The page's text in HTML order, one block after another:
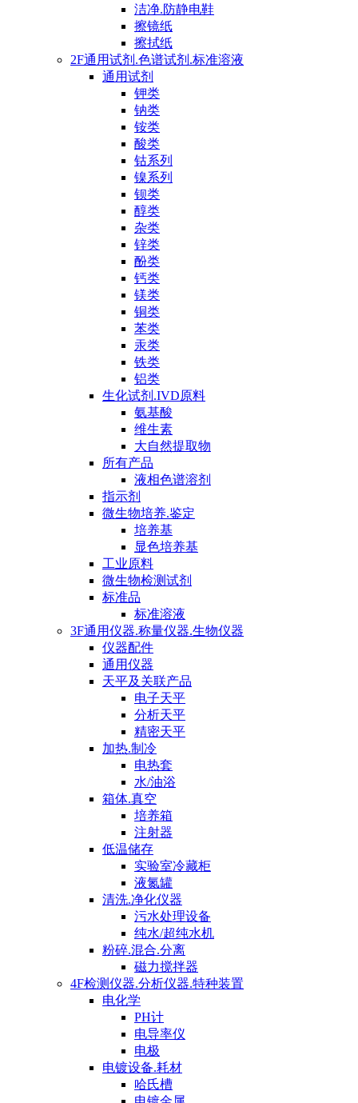
洁净.防静电鞋
擦镜纸
擦拭纸
2F通用试剂.色谱试剂.标准溶液
通用试剂
钾类
钠类
铵类
酸类
钴系列
镍系列
钡类
醇类
杂类
锌类
酚类
钙类
镁类
铜类
苯类
汞类
铁类
铝类
生化试剂.IVD原料
氨基酸
维生素
大自然提取物
所有产品
液相色谱溶剂
指示剂
微生物培养.鉴定
培养基
显色培养基
工业原料
微生物检测试剂
标准品
标准溶液
3F通用仪器.称量仪器.生物仪器
仪器配件
通用仪器
天平及关联产品
电子天平
分析天平
精密天平
加热.制冷
电热套
水/油浴
箱体.真空
培养箱
注射器
低温储存
实验室冷藏柜
液氮罐
清洗.净化仪器
污水处理设备
纯水/超纯水机
粉碎.混合.分离
磁力搅拌器
4F检测仪器.分析仪器.特种装置
电化学
PH计
电导率仪
电极
电镀设备.耗材
哈氏槽